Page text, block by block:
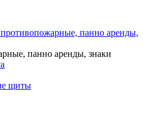
панно аренды,
панно аренды, знаки
щиты